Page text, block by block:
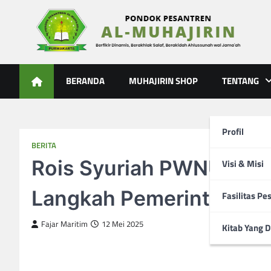
Al-Muhajirin
BERANDA MUHAJIRIN SHOP TENTANG
Profil
Visi & Misi
Fasilitas
Kitab Yang
BERITA
Rois Syuriah PWNU
Langkah Pemerintah
Fajar Maritim 12 Mei 2025